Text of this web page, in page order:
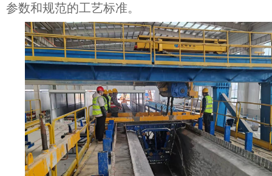
参数和规范的工艺标准。